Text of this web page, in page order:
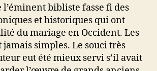
bibliste fasse fi des
et historiques qui ont
du mariage en Occident. Les
jamais simples. Le souci très
eut été mieux servi s’il avait